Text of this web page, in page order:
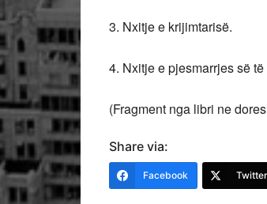
3. Nxitje e krijimtarisë.
4. Nxitje e pjesmarrjes së
(Fragment nga libri ne
Share via:
Facebook Twitter